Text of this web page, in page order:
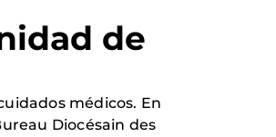
de
médicos. En
Diocésain des